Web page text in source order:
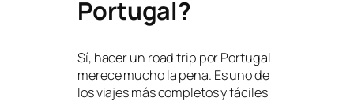
Portugal?
Sí, hacer un road trip por Portugal
merece mucho la pena. Es uno de
los viajes más completos y fáciles